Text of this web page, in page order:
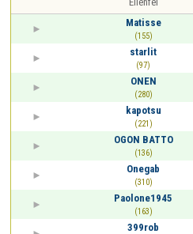
Matisse
(155)
starlit
(97)
ONEN
(280)
kapotsu
(221)
OGON BATTO
(136)
Onegab
(310)
Paolone1945
(163)
399rob